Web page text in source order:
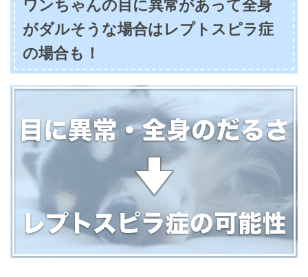
ワンちゃんの目に異常があって全身
がダルそうな場合はレプトスピラ症
の場合も！